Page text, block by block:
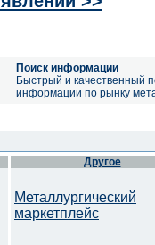
Поиск информации
Быстрый и качественный
информации по рынку
Другое
Металлургический
маркетплейс